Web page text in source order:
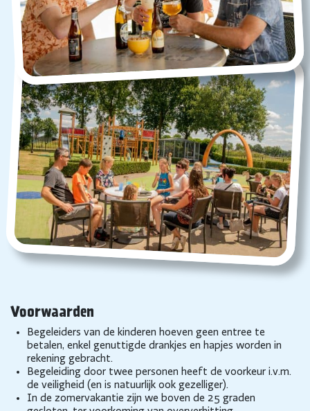
Voorwaarden
Begeleiders van de kinderen hoeven geen entree te
betalen, enkel genuttigde drankjes en hapjes worden in
rekening gebracht.
Begeleiding door twee personen heeft de voorkeur i.v.m.
de veiligheid (en is natuurlijk ook gezelliger).
In de zomervakantie zijn we boven de 25 graden